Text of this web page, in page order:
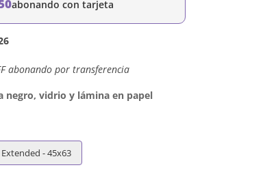
abonando con tarjeta
abonando por transferencia
negro, vidrio y lámina en papel
Extended - 45x63